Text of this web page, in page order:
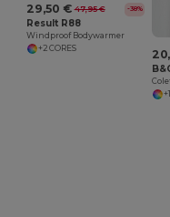
29,50 € 47,95 € -38%
Result R88
Windproof Bodywarmer
+2 CORES